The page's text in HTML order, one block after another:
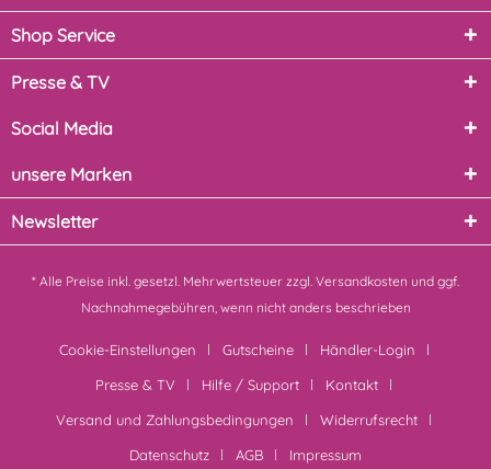
Shop Service
Presse & TV
Social Media
unsere Marken
Newsletter
* Alle Preise inkl. gesetzl. Mehrwertsteuer zzgl. Versandkosten und ggf.
Nachnahmegebühren, wenn nicht anders beschrieben
Cookie-Einstellungen Gutscheine
Händler-Login
Presse & TV
Hilfe / Support
Kontakt
Versand und Zahlungsbedingungen
Widerrufsrecht
Datenschutz
AGB Impressum